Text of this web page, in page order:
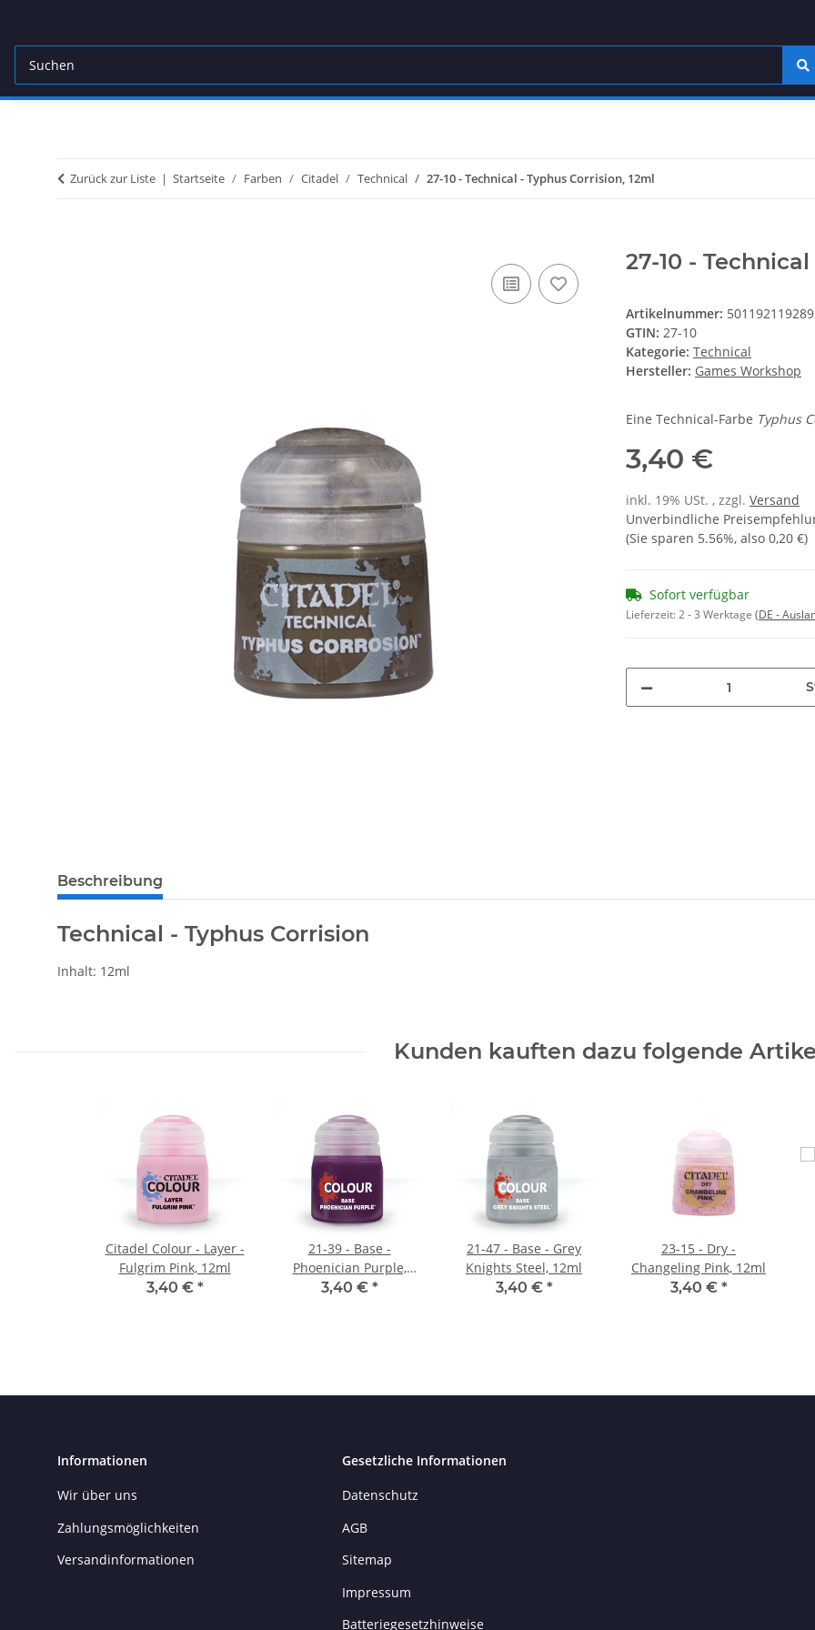
Zurück zur Liste Startseite Farben Citadel Technical 27-10 - Technical - Typhus Corrision, 12ml
27-10 -
Artikelnummer:
GTIN: 27-10
Kategorie: Technical
Hersteller: Games Workshop
Eine Technical-Farbe Typhus
3,40 €
inkl. 19% USt. , zzgl. Versand
Unverbindliche
(Sie sparen 5.56%, also 0,20 €)
Sofort verfügbar
Lieferzeit:2 - 3 Werktage (DE -
Beschreibung
Technical - Typhus Corrision
Inhalt: 12ml
Kunden kauften dazu folgende
Citadel Colour - Layer -
Fulgrim Pink, 12ml
3,40 € *
21-39 - Base -
Phoenician Purple,
12ml
3,40 € *
21-47 - Base - Grey
Knights Steel, 12ml
3,40 € *
23-15 - Dry -
Changeling Pink, 12ml
3,40 € *
Informationen
Wir über uns
Zahlungsmöglichkeiten
Versandinformationen
Gesetzliche Informationen
Datenschutz
AGB
Sitemap
Impressum
Batteriegesetzhinweise